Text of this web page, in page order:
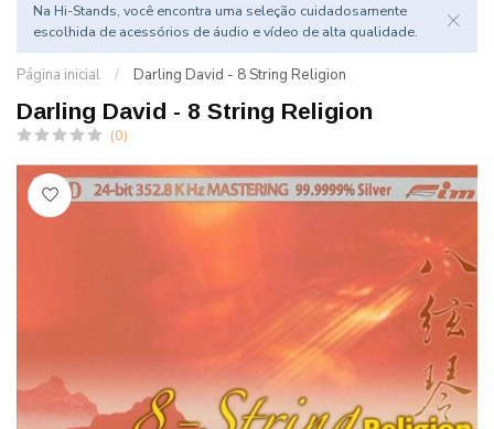
Na Hi-Stands, você encontra uma seleção cuidadosamente
escolhida de acessórios de áudio e vídeo de alta qualidade.
Página inicial / Darling David - 8 String Religion
Darling David - 8 String Religion
(0)